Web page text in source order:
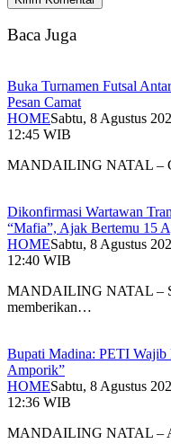
Baca Juga
Buka Turnamen Futsal
Pesan Camat
HOMESabtu, 8 Agustus
12:45 WIB
MANDAILING NATAL –
Dikonfirmasi Wartawan
“Mafia”, Ajak Bertemu 15
HOMESabtu, 8 Agustus
12:40 WIB
MANDAILING NATAL –
memberikan…
Bupati Madina: PETI Wajib
Amporik”
HOMESabtu, 8 Agustus
12:36 WIB
MANDAILING NATAL –